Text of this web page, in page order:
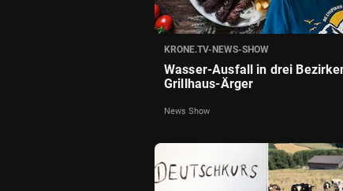
KRONE.TV-NEWS-SHOW
Wasser-Ausfall in drei
Grillhaus-Ärger
News Show